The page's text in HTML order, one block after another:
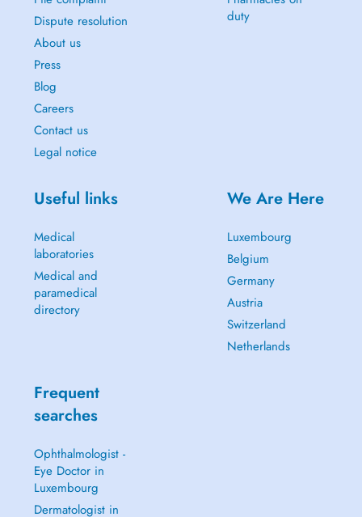
Dispute resolution
About us
Press
Blog
Careers
Contact us
Legal notice
duty
Useful links
Medical
laboratories
Medical and
paramedical
directory
We Are Here
Luxembourg
Belgium
Germany
Austria
Switzerland
Netherlands
Frequent
searches
Ophthalmologist -
Eye Doctor in
Luxembourg
Dermatologist in